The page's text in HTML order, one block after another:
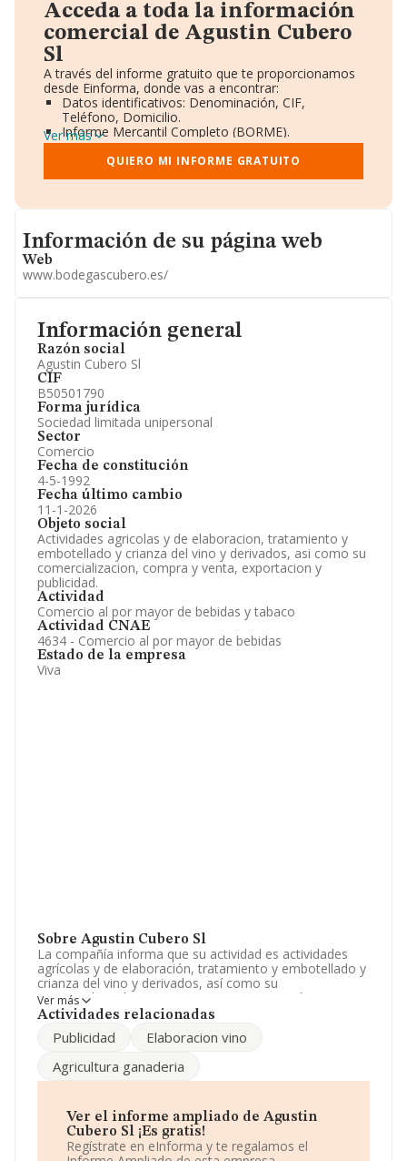
Información general
Razón social
Agustin Cubero Sl
CIF
B50501790
Forma jurídica
Sociedad limitada unipersonal
Sector
Comercio
Fecha de constitución
4-5-1992
Fecha último cambio
11-1-2026
Objeto social
Actividades agricolas y de elaboracion, tratamiento y
embotellado y crianza del vino y derivados, asi como su
comercializacion, compra y venta, exportacion y
publicidad.
Actividad
Comercio al por mayor de bebidas y tabaco
Actividad CNAE
4634 - Comercio al por mayor de bebidas
Estado de la empresa
Viva
Sobre Agustin Cubero Sl
La compañía informa que su actividad es actividades
agrícolas y de elaboración, tratamiento y embotellado y
crianza del vino y derivados, así como su
comercialización, compra y venta, exportación y
publicidad. La empresa aparece inscrita en el Registro
corresponde a 4634 con código 'Comercio al por mayor
Los empleados han aumentado un 25% y según las
número de empleados ha estado por encima de la
media de sector.
Ver más
Actividades relacionadas
Publicidad
Elaboracion vino
Agricultura ganaderia
Ver el informe ampliado de Agustin
Cubero Sl ¡Es gratis!
Regístrate en eInforma y te regalamos el
Acceda a toda la información
comercial de Agustin Cubero
Sl
A través del informe gratuito que te proporcionamos
desde Einforma, donde vas a encontrar:
Datos identificativos: Denominación, CIF,
Teléfono, Domicilio.
Informe Mercantil Completo (BORME).
Gráficos de Evolución Ventas y Empleados.
Consejo de Administración y Administradores.
Directivos y Ejecutivos.
Información oficial y registral complementaria.
Ver más
QUIERO MI INFORME GRATUITO
Informacion de su página web
Información de su página web
Web
www.bodegascubero.es/